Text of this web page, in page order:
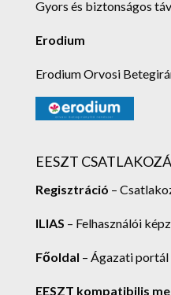
Gyors és biztonságos
Erodium
Erodium Orvosi
EESZT
Regisztráció –
ILIAS – Felhasználói
Főoldal – Ágazati portál
EESZT kompatibilis